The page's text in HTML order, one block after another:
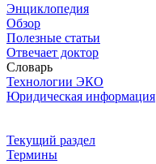
Энциклопедия
Обзор
Полезные статьи
Отвечает доктор
Словарь
Технологии ЭКО
Юридическая информация
Текущий раздел
Термины